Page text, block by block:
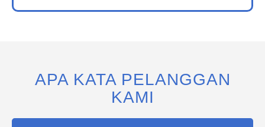
APA KATA PELANGGAN
KAMI